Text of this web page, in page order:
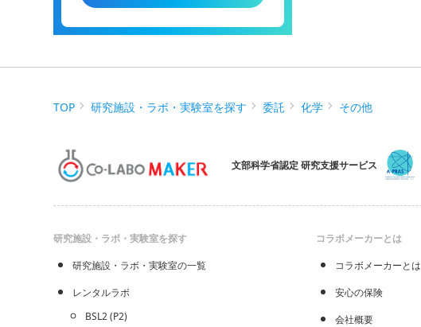
TOP 研究施設・ラボ・実験室を探す 委託 化学 その他
文部科学省認定 研究支援サービス
研究施設・ラボ・実験室を探す
研究施設・ラボ・実験室の一覧
レンタルラボ
BSL2 (P2)
コラボメーカーとは
コラボメーカーとは
安心の保険
会社概要